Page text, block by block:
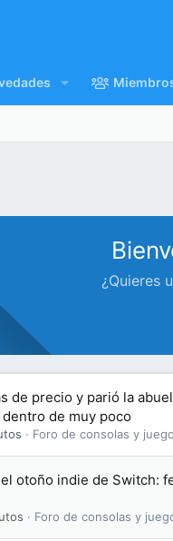
¿Quieres
de precio y parió la
de muy poco
Foro de consolas y
otoño indie de Switch:
Foro de consolas y